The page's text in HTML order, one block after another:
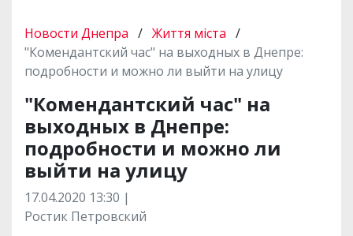
Новости Днепра / Життя міста /
"Комендантский час" на выходных в Днепре:
подробности и можно ли выйти на улицу
"Комендантский час" на
выходных в Днепре:
подробности и можно ли
выйти на улицу
17.04.2020 13:30 |
Ростик Петровский